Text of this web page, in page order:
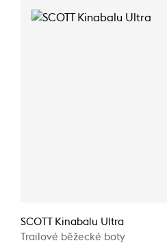
SCOTT Kinabalu Ultra
Trailové běžecké boty